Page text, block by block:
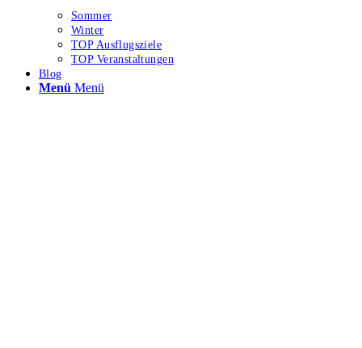
Sommer
Winter
TOP Ausflugsziele
TOP Veranstaltungen
Blog
Menü Menü